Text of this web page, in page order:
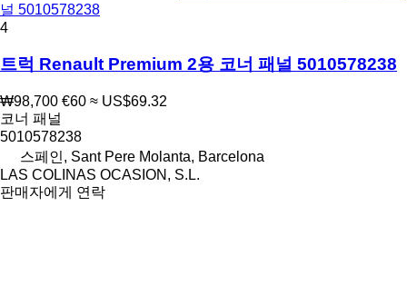
널 5010578238
4
트럭 Renault Premium 2용 코너 패널 5010578238
₩98,700 €60 ≈ US$69.32
코너 패널
5010578238
스페인, Sant Pere Molanta, Barcelona
LAS COLINAS OCASION, S.L.
판매자에게 연락